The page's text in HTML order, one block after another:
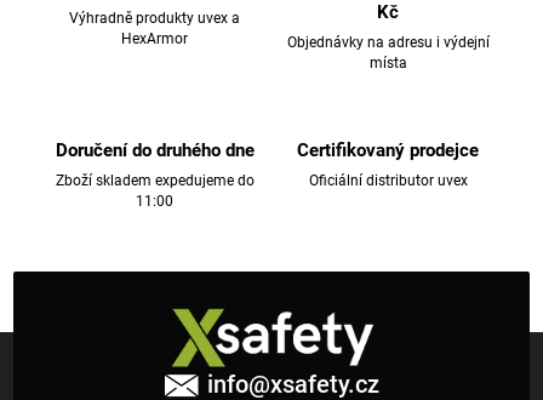
ý
i
s
u
Výhradně produkty uvex a
HexArmor
Kč
Objednávky na adresu i výdejní
místa
Doručení do druhého dne
Zboží skladem expedujeme do
11:00
Certifikovaný prodejce
Oficiální distributor uvex
info@xsafety.cz